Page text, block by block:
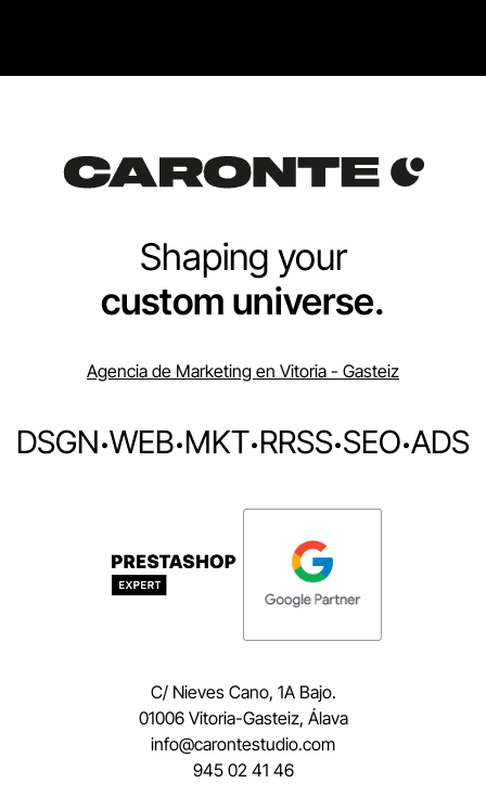
Shaping your
custom universe.
Agencia de Marketing en Vitoria - Gasteiz
DSGN·WEB·MKT·RRSS·SEO·ADS
C/ Nieves Cano, 1A Bajo.
01006 Vitoria-Gasteiz, Álava
moc.oidutsetnorac@ofni
945 02 41 46